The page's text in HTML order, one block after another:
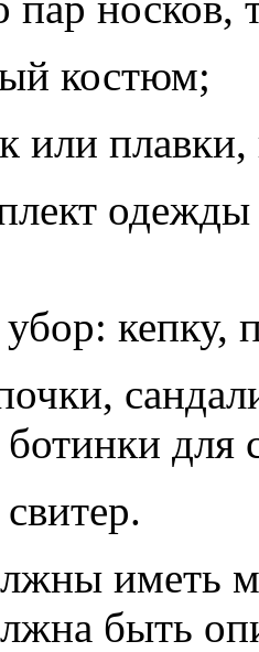
костюм;
или плавки,
кепку,
ботинки
иметь
быть